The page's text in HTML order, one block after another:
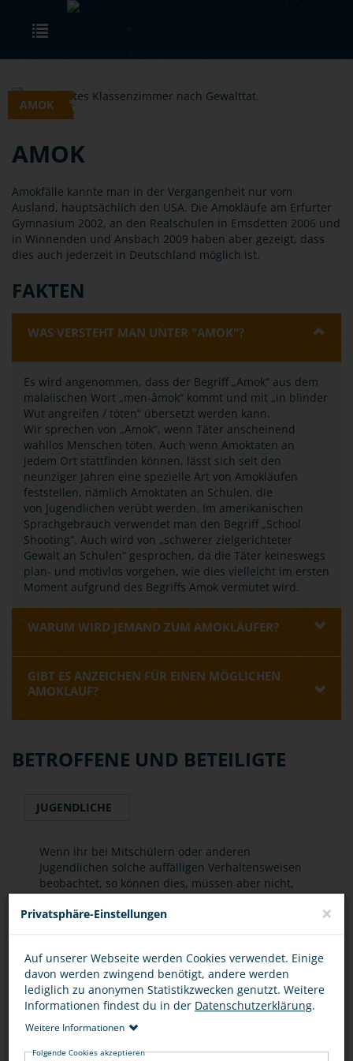
Skip to main content
AMOK
AMOK
Amokfälle kannte man in der Vergangenheit nur vom
Ausland, hauptsächlich den USA. Die Amokläufe am Erfurter
Gymnasium 2002, an den Realschulen in Emsdetten 2006 und
in Winnenden und Ansbach 2009 haben aber gezeigt, dass
dies auch jederzeit in Deutschland möglich ist.
FAKTEN
WAS VERSTEHT MAN UNTER "AMOK"?
Es wird angenommen, dass der Begriff „Amok“ aus dem
malaiischen Wort „men-âmok“ kommt und mit „in blinder
Wut angreifen / töten“ übersetzt werden kann.
Wir sprechen von „Amok“, wenn Täter anscheinend
wahllos Menschen töten. Auch wenn Amoktaten an
jedem Ort stattfinden können, lässt sich seit den
neunziger Jahren eine spezielle Art von Amokläufen
feststellen, nämlich Amoktaten an Schulen, die
von Jugendlichen verübt werden. Im amerikanischen
Sprachgebrauch verwendet man den Begriff „School
Shooting“. Auch wird von „schwerer zielgerichteter
Gewalt an Schulen“ gesprochen, da die Täter keineswegs
plan- und motivlos vorgehen, wie dies vielleicht im ersten
Moment aufgrund des Begriffs Amok vermutet wird.
WARUM WIRD JEMAND ZUM AMOKLÄUFER?
GIBT ES ANZEICHEN FÜR EINEN MÖGLICHEN
AMOKLAUF?
BETROFFENE UND BETEILIGTE
JUGENDLICHE
Wenn ihr bei Mitschülern oder anderen
Jugendlichen solche auffälligen Verhaltensweisen
beobachtet, so können dies, müssen aber nicht,
Hinweise auf bevorstehende Taten sein. Dennoch
sollte man solche Beobachtungen nicht für sich
EURE FRAGEN ZUM THEMA
Privatsphäre-Einstellungen ×
Auf unserer Webseite werden Cookies verwendet. Einige
davon werden zwingend benötigt, andere werden
lediglich zu anonymen Statistikzwecken genutzt. Weitere
Informationen findest du in der Datenschutzerklärung.
Weitere Informationen
Folgende Cookies akzeptieren